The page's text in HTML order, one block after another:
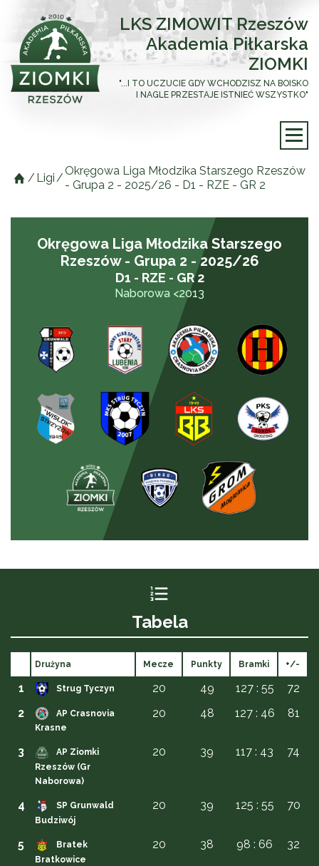
LKS ZIMOWIT Rzeszów
Akademia Piłkarska
ZIOMKI
"...I TO UCZUCIE GDY WCHODZISZ NA BOISKO
I NAGLE PRZESTAJE ISTNIEĆ WSZYSTKO"
/ Ligi /
Okręgowa Liga Młodzika Starszego Rzeszów
- Grupa 2 - 2025/26 - D1 - RZE - GR 2
Okręgowa Liga Młodzika Starszego
Rzeszów - Grupa 2 - 2025/26
D1 - RZE - GR 2
Naborowa <2013
Tabela
Drużyna Mecze Punkty Bramki +/-
1 Strug Tyczyn 20 49 127 : 55
72
2
AP Crasnovia
Krasne
20 48 127 : 46 81
3
AP Ziomki
Rzeszów (Gr
Naborowa)
20 39 117 : 43 74
4
SP Grunwald
Budziwój
20 39 125 : 55 70
5
Bratek
Bratkowice
20 38 98 : 66 32